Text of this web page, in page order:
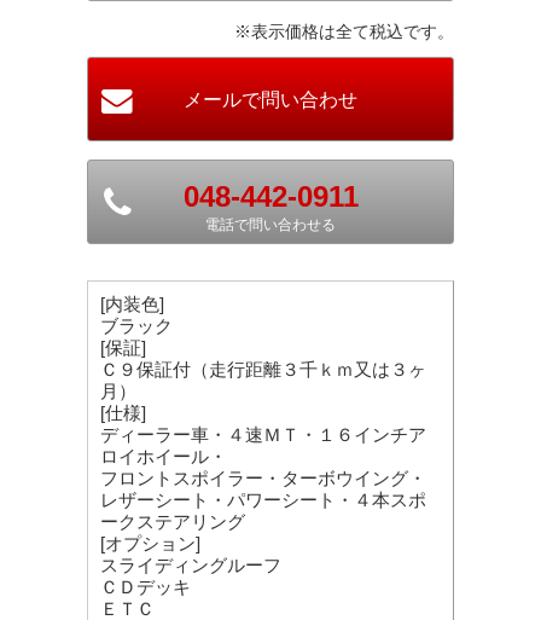
※表示価格は全て税込です。
048-442-0911
電話で問い合わせる
[内装色]
ブラック
[保証]
Ｃ９保証付（走行距離３千ｋｍ又は３ヶ
月）
[仕様]
ディーラー車・４速ＭＴ・１６インチア
ロイホイール・
フロントスポイラー・ターボウイング・
レザーシート・パワーシート・４本スポ
ークステアリング
[オプション]
スライディングルーフ
ＣＤデッキ
ＥＴＣ